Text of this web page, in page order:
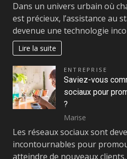
Dans un univers urbain où
est précieux, l’assistance au
devenue une technologie
Lire la suite
ENTREPRISE
Saviez-vous
sociaux pour
?
Marise
Les réseaux sociaux sont
incontournables pour
atteindre de nouveaux